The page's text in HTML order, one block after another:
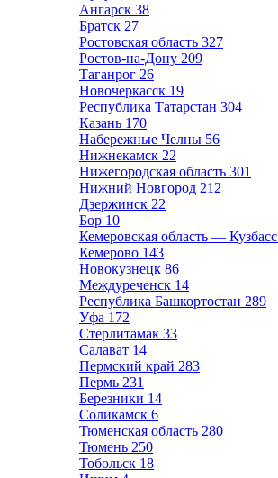
Ангарск 38
Братск 27
Ростовская область 327
Ростов-на-Дону 209
Таганрог 26
Новочеркасск 19
Республика Татарстан 304
Казань 170
Набережные Челны 56
Нижнекамск 22
Нижегородская область 301
Нижний Новгород 212
Дзержинск 22
Бор 10
Кемеровская область — Кузбасс
Кемерово 143
Новокузнецк 86
Междуреченск 14
Республика Башкортостан 289
Уфа 172
Стерлитамак 33
Салават 14
Пермский край 283
Пермь 231
Березники 14
Соликамск 6
Тюменская область 280
Тюмень 250
Тобольск 18